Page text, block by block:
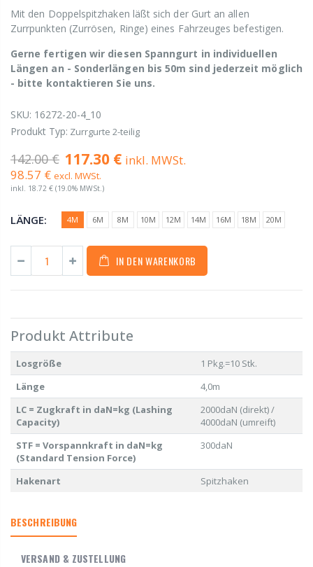
Mit den Doppelspitzhaken läßt sich der Gurt an allen
Zurrpunkten (Zurrösen, Ringe) eines Fahrzeuges befestigen.
Gerne fertigen wir diesen Spanngurt in individuellen
Längen an - Sonderlängen bis 50m sind jederzeit möglich
- bitte kontaktieren Sie uns.
SKU: 16272-20-4_10
Produkt Typ: Zurrgurte 2-teilig
142.00 € 117.30 € inkl. MWSt.
98.57 € excl. MWSt.
inkl. 18.72 € (19.0% MWSt.)
LÄNGE: 4M 6M 8M 10M 12M 14M 16M 18M 20M
IN DEN WARENKORB
Produkt Attribute
Losgröße
1 Pkg.=10 Stk.
Länge
4,0m
LC = Zugkraft in daN=kg (Lashing
Capacity)
2000daN (direkt) /
4000daN (umreift)
STF = Vorspannkraft in daN=kg
(Standard Tension Force)
300daN
Hakenart Spitzhaken
BESCHREIBUNG
VERSAND & ZUSTELLUNG